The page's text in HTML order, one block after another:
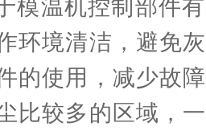
温机控制部件有
环境清洁，避免
的使用，减少故
比较多的区域，